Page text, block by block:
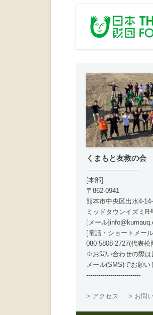
ンテ
くまもと友救の会
---------------------------
[本部]
〒862-0941
熊本市中央区出水4-
ミッドタウンイズミR
[メール
[電話・ショートメー
080-5808-2727(代表松
※お問い合わせの際は
メール(SMS)でお願い
---------------------------
> アクセス > お問